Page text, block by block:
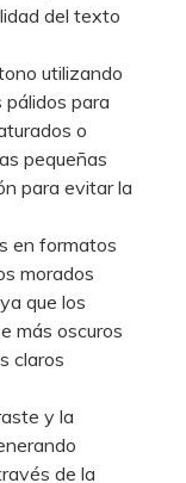
del texto
utilizando
pálidos para
o
pequeñas
para evitar la
en formatos
morados
que los
más oscuros
claros
y la
de la